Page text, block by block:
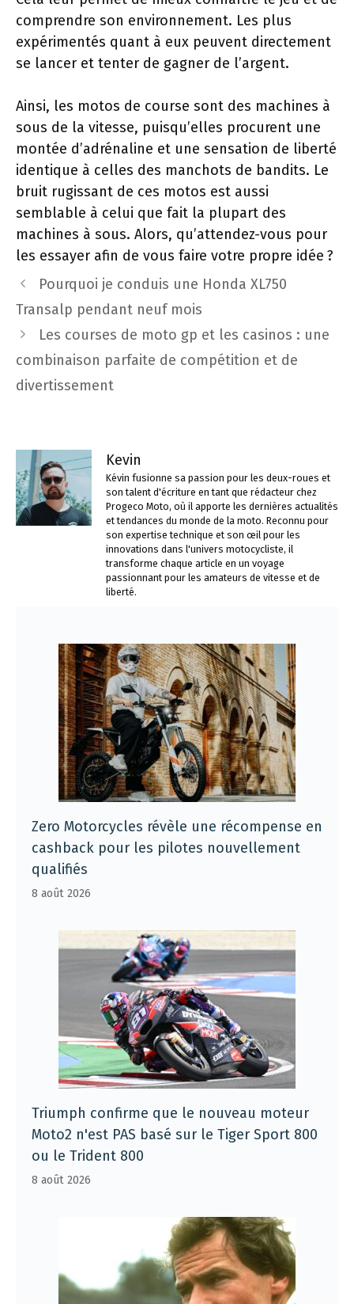
comprendre son environnement. Les plus
expérimentés quant à eux peuvent directement
se lancer et tenter de gagner de l’argent.
Ainsi, les motos de course sont des machines à
sous de la vitesse, puisqu’elles procurent une
montée d’adrénaline et une sensation de liberté
identique à celles des manchots de bandits. Le
bruit rugissant de ces motos est aussi
semblable à celui que fait la plupart des
machines à sous. Alors, qu’attendez-vous pour
les essayer afin de vous faire votre propre idée ?
Navigation
des
Pourquoi je conduis une Honda XL750
Transalp pendant neuf mois
Les courses de moto gp et les casinos : une
combinaison parfaite de compétition et de
divertissement
Kevin
Kévin fusionne sa passion pour les deux-roues et
son talent d'écriture en tant que rédacteur chez
Progeco Moto, où il apporte les dernières actualités
et tendances du monde de la moto. Reconnu pour
son expertise technique et son œil pour les
innovations dans l'univers motocycliste, il
transforme chaque article en un voyage
passionnant pour les amateurs de vitesse et de
liberté.
Zero Motorcycles révèle une récompense en
cashback pour les pilotes nouvellement
qualifiés
8 août 2026
Triumph confirme que le nouveau moteur
Moto2 n'est PAS basé sur le Tiger Sport 800
ou le Trident 800
8 août 2026